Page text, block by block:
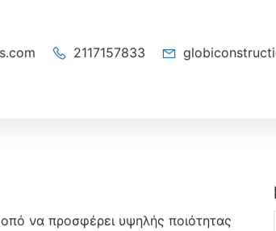
2117157833
να προσφέρει υψηλής ποιότητας